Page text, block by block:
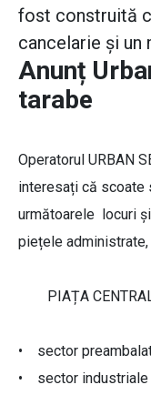
fost construită
cancelarie şi un
Anunț
tarabe
Operatorul URBAN
interesați că scoate
următoarele locuri
piețele
PIAȚA
• sector
• sector